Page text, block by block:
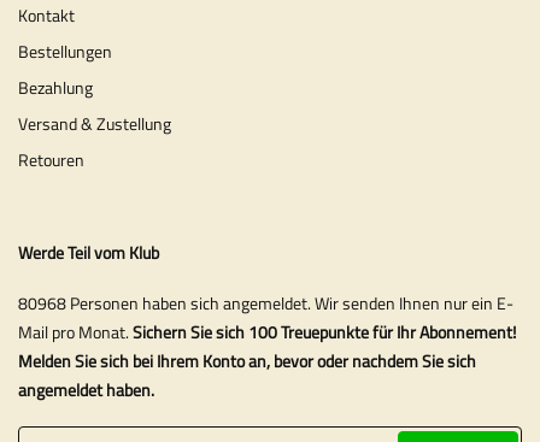
Kontakt
Bestellungen
Bezahlung
Versand & Zustellung
Retouren
Werde Teil vom Klub
80968 Personen haben sich angemeldet. Wir senden Ihnen nur ein E-
Mail pro Monat.Sichern Sie sich 100 Treuepunkte für Ihr Abonnement!
Melden Sie sich bei Ihrem Konto an, bevor oder nachdem Sie sich
angemeldet haben.